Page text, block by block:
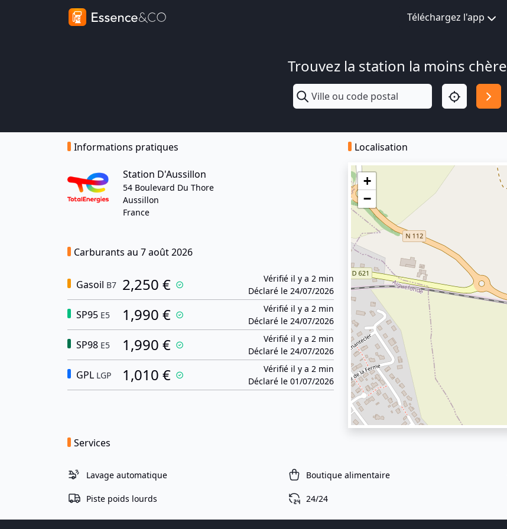
Téléchargez l'app
Trouvez la station la moins chère
Informations pratiques
Station D'Aussillon
54 Boulevard Du Thore
Aussillon
France
Carburants au 7 août 2026
Gasoil B7 2,250 €
Vérifié il y a 2 min
Déclaré le 24/07/2026
SP95 E5 1,990 €
Vérifié il y a 2 min
Déclaré le 24/07/2026
SP98 E5 1,990 €
Vérifié il y a 2 min
Déclaré le 24/07/2026
GPL LGP 1,010 €
Vérifié il y a 2 min
Déclaré le 01/07/2026
Localisation
+
−
Services
Lavage automatique Boutique alimentaire
Piste poids lourds 24/24